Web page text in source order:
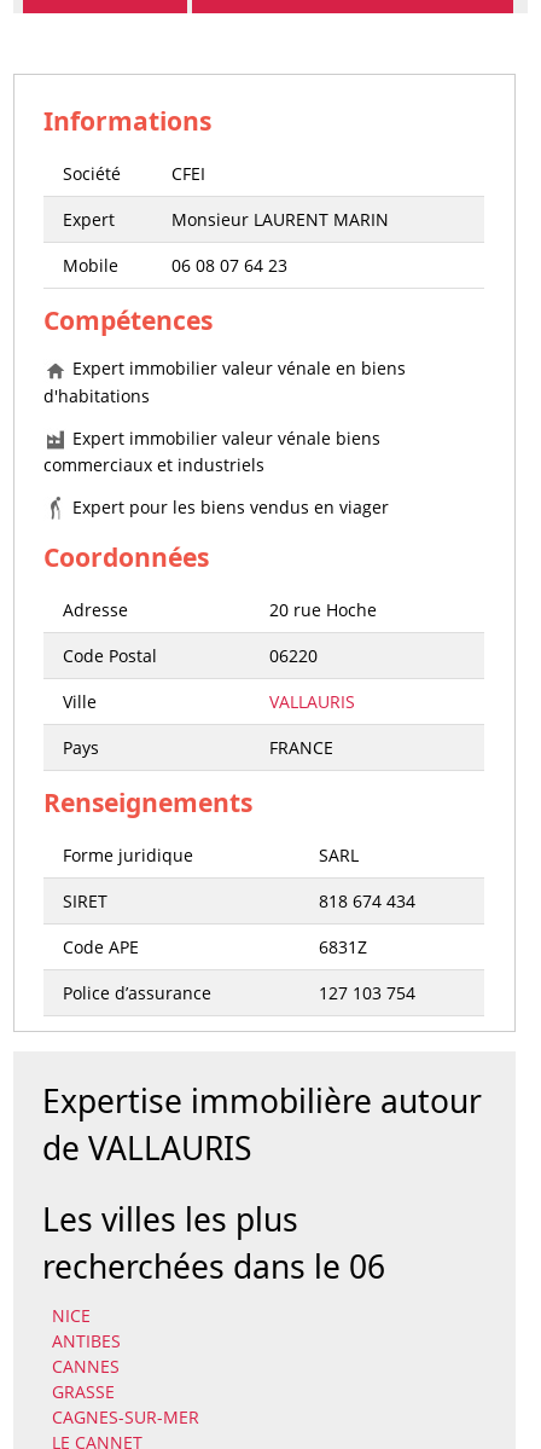
Informations
Société
CFEI
Expert
Monsieur LAURENT MARIN
Mobile
06 08 07 64 23
Compétences
Expert immobilier valeur vénale en biens
d'habitations
Expert immobilier valeur vénale biens
commerciaux et industriels
Expert pour les biens vendus en viager
Coordonnées
Adresse
20 rue Hoche
Code Postal
06220
Ville
VALLAURIS
Pays
FRANCE
Renseignements
Forme juridique
SARL
SIRET
818 674 434
Code APE
6831Z
Police d’assurance
127 103 754
Expertise immobilière autour
de VALLAURIS
Les villes les plus
recherchées dans le 06
NICE
ANTIBES
CANNES
GRASSE
CAGNES-SUR-MER
LE CANNET